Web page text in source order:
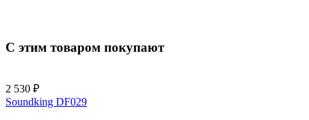
С этим товаром покупают
2 530 ₽
Soundking DF029